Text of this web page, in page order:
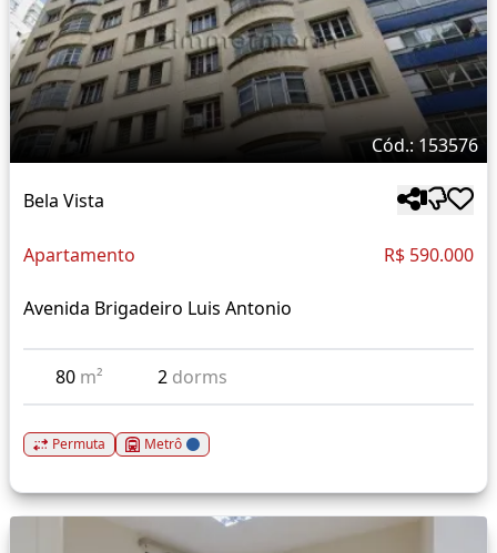
Cód.: 153576
Bela Vista
Apartamento R$ 590.000
Avenida Brigadeiro Luis Antonio
80 m² 2 dorms
Permuta Metrô